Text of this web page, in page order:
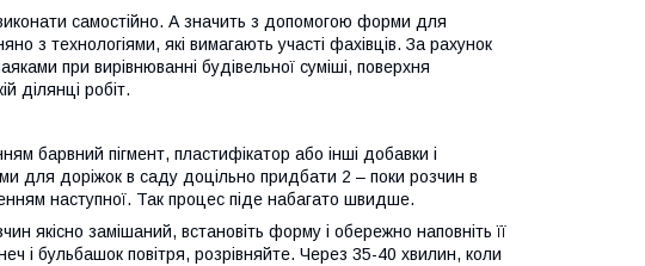
виконати самостійно. А значить з допомогою форми для
з технологіями, які вимагають участі фахівців. За рахунок
при вирівнюванні будівельної суміші, поверхня
ділянці робіт.
барвний пігмент, пластифікатор або інші добавки і
для доріжок в саду доцільно придбати 2 – поки розчин в
наступної. Так процес піде набагато швидше.
якісно замішаний, встановіть форму і обережно наповніть її
і бульбашок повітря, розрівняйте. Через 35-40 хвилин, коли